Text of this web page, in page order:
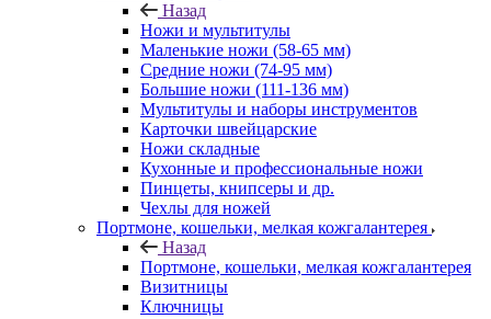
Назад
Ножи и мультитулы
Маленькие ножи (58-65 мм)
Средние ножи (74-95 мм)
Большие ножи (111-136 мм)
Мультитулы и наборы инструментов
Карточки швейцарские
Ножи складные
Кухонные и профессиональные ножи
Пинцеты, книпсеры и др.
Чехлы для ножей
Портмоне, кошельки, мелкая кожгалантерея
Назад
Портмоне, кошельки, мелкая кожгалантерея
Визитницы
Ключницы